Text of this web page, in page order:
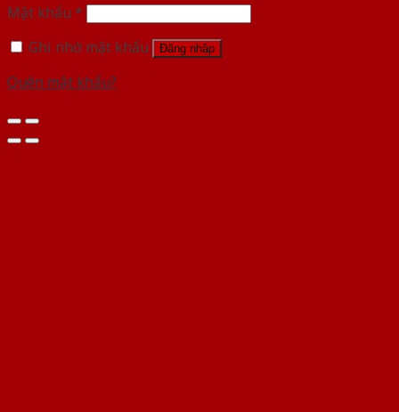
Mật khẩu *
Ghi nhớ mật khẩu
Đăng nhập
Quên mật khẩu?